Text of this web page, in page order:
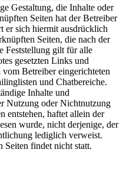
Gestaltung, die Inhalte oder
Seiten hat der Betreiber
er sich hiermit ausdrücklich
Seiten, die nach der
Feststellung gilt für alle
gesetzten Links und
Betreiber eingerichteten
und Chatbereiche.
Inhalte und
Nutzung oder Nichtnutzung
entstehen, haftet allein der
wurde, nicht derjenige, der
lediglich verweist.
Seiten findet nicht statt.